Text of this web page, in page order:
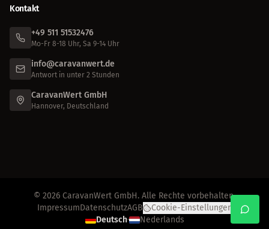
Kontakt
+49 511 51532476
Mo-Fr 8-18 Uhr, Sa 9-14 Uhr
info@caravanwert.de
Antwort in unter 2 Stunden
CaravanWert GmbH
Hannover, Deutschland
© 2026 CaravanWert GmbH. Alle Rechte vorbehalten.
ImpressumDatenschutzAGB
Cookie-Einstellungen
Deutsch· Nederlands